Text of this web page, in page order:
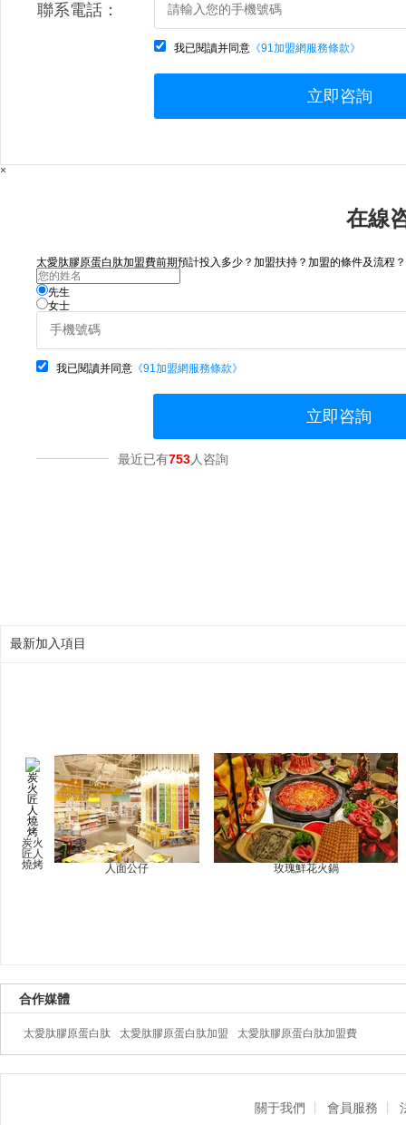
聯系電話：
我已閱讀并同意 《91加盟網服務條款》
立即咨詢
×
在線
太愛肽膠原蛋白肽加盟費前期預計投入多少？加盟扶持？加盟的條件及流程
先生
女士
我已閱讀并同意 《91加盟網服務條款》
立即咨詢
最近已有753人咨詢
最新加入項目
炭火
匠人
燒烤
人面公仔 玫瑰鮮花火鍋
合作媒體
太愛肽膠原蛋白肽 太愛肽膠原蛋白肽加盟 太愛肽膠原蛋白肽加盟費
關于我們 會員服務